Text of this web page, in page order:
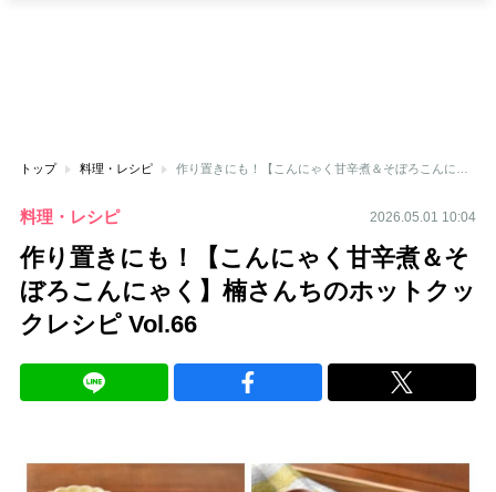
トップ 料理・レシピ
料理・レシピ 2026.05.01 10:04
作り置きにも！【こんにゃく甘辛煮＆そ
ぼろこんにゃく】楠さんちのホットクッ
クレシピ Vol.66